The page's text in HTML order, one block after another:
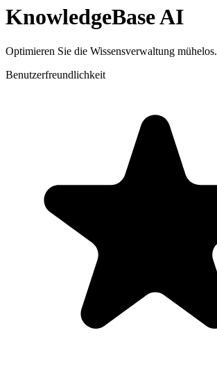
KnowledgeBase AI
Optimieren Sie die Wissensverwaltung mühelos.
Benutzerfreundlichkeit